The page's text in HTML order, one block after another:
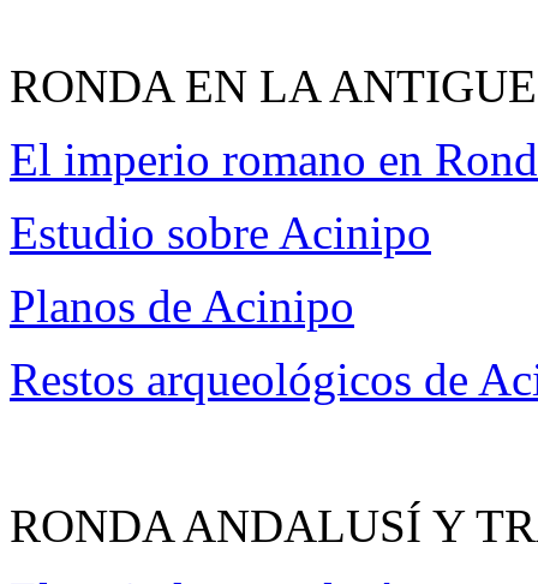
RONDA EN LA
El imperio romano en
Estudio sobre Acinipo
Planos de Acinipo
Restos arqueológicos de
RONDA ANDALUSÍ Y